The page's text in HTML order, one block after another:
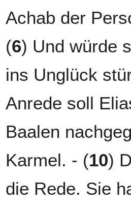
Achab der
(6) Und würde
ins Unglück
Anrede soll
Baalen
Karmel. - (10)
die Rede. Sie